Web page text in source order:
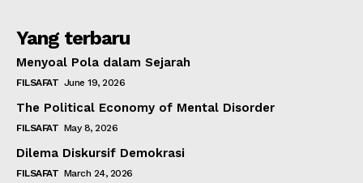
Yang terbaru
Menyoal Pola dalam Sejarah
FILSAFAT June 19, 2026
The Political Economy of Mental Disorder
FILSAFAT May 8, 2026
Dilema Diskursif Demokrasi
FILSAFAT March 24, 2026